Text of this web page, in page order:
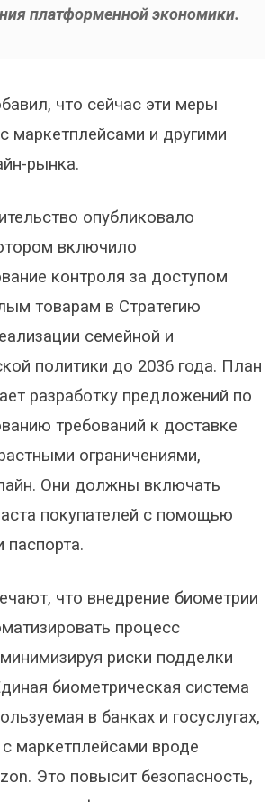
платформенной экономики.
что сейчас эти меры
маркетплейсами и другими
рынка.
опубликовало
включило
контроля за доступом
товарам в Стратегию
семейной и
политики до 2036 года. План
разработку предложений по
требований к доставке
ограничениями,
Они должны включать
покупателей с помощью
паспорта.
что внедрение биометрии
процесс
риски подделки
биометрическая система
в банках и госуслугах,
с маркетплейсами вроде
Это повысит безопасность,